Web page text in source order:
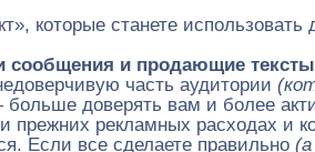
которые станете
и продающие
часть аудитории
доверять вам и более
прежних рекламных расходах и
Если все сделаете правильно